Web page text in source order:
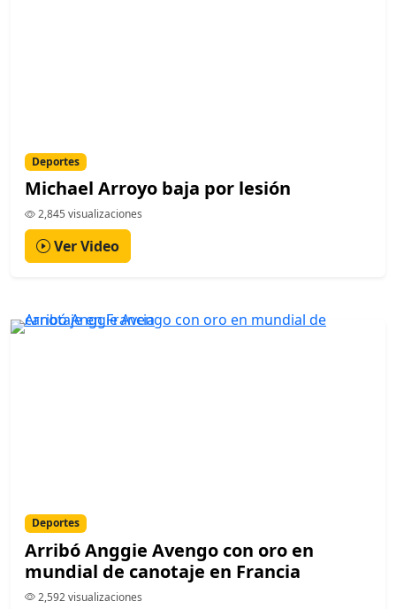
Deportes
Michael Arroyo baja por lesión
2,845 visualizaciones
Ver Video
Deportes
Arribó Anggie Avengo con oro en
mundial de canotaje en Francia
2,592 visualizaciones